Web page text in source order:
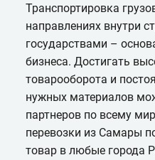
Транспортировка
направлениях внутри
государствами –
бизнеса. Достигать
товарооборота и
нужных материалов
партнеров по всему
перевозки из Самары
товар в любые города